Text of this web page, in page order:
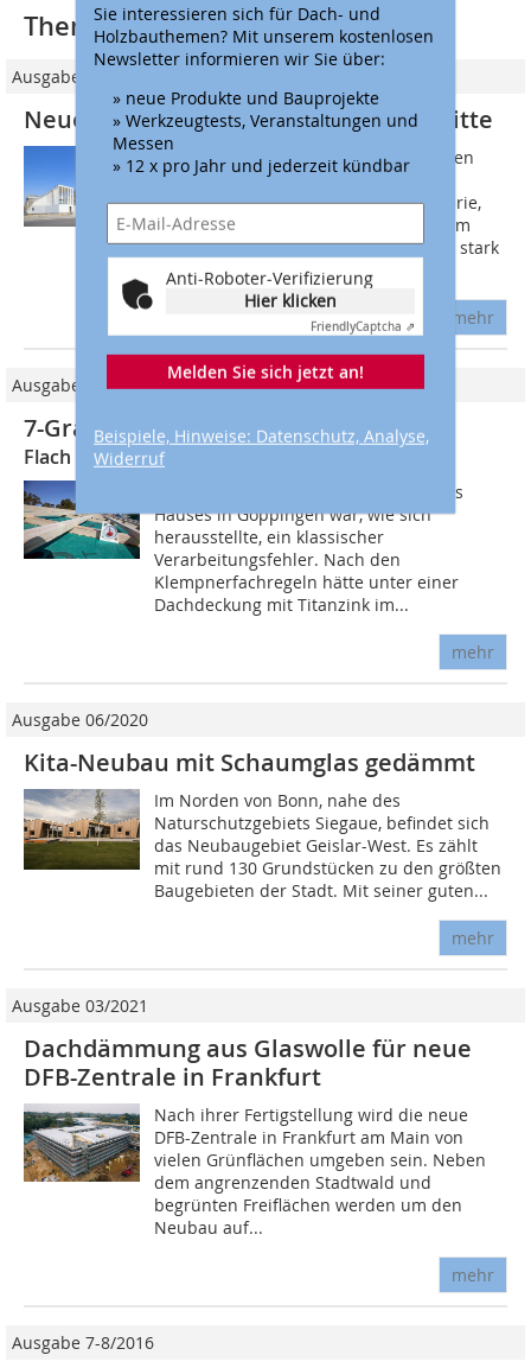
Sie interessieren sich für Dach- und
Holzbauthemen? Mit unserem kostenlosen
Newsletter informieren wir Sie über:
» neue Produkte und Bauprojekte
» Werkzeugtests, Veranstaltungen und
Messen
» 12 x pro Jahr und jederzeit kündbar
Anti-Roboter-Verifizierung
Hier klicken
FriendlyCaptcha ⇗
Melden Sie sich jetzt an!
Beispiele, Hinweise: Datenschutz, Analyse,
Widerruf
Thematisch passende Artikel:
Ausgabe 04/2023
Neues Dach in Berlins historischer Mitte
Das Gebäudeensemble der historischen
Mitte Berlins, bestehend aus dem
Pergamonmuseum, Alter Nationalgalerie,
Bode-Museum sowie Altem und Neuem
Museum, wurde im Zweiten Weltkrieg stark
beschädigt....
mehr
Ausgabe 09/2017
7-Grad-Dach von Braas
Flach geneigtes Dach systemgerecht saniert
Die Schadensursache beim Dach eines
Hauses in Göppingen war, wie sich
herausstellte, ein klassischer
Verarbeitungsfehler. Nach den
Klempnerfachregeln hätte unter einer
Dachdeckung mit Titanzink im...
mehr
Ausgabe 06/2020
Kita-Neubau mit Schaumglas gedämmt
Im Norden von Bonn, nahe des
Naturschutzgebiets Siegaue, befindet sich
das Neubaugebiet Geislar-West. Es zählt
mit rund 130 Grundstücken zu den größten
Baugebieten der Stadt. Mit seiner guten...
mehr
Ausgabe 03/2021
Dachdämmung aus Glaswolle für neue
DFB-Zentrale in Frankfurt
Nach ihrer Fertigstellung wird die neue
DFB-Zentrale in Frankfurt am Main von
vielen Grünflächen umgeben sein. Neben
dem angrenzenden Stadtwald und
begrünten Freiflächen werden um den
Neubau auf...
mehr
Ausgabe 7-8/2016